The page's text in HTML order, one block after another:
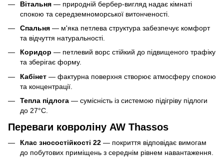
Вітальня — природній бербер-вигляд надає кімнаті
спокою та середземноморської витонченості.
Спальня — м'яка петлева структура забезпечує комфорт
та відчуття натуральності.
Коридор — петлевий ворс стійкий до підвищеного трафіку
та зберігає форму.
Кабінет — фактурна поверхня створює атмосферу спокою
та концентрації.
Тепла підлога — сумісність із системою підігріву підлоги
до 27°C.
Переваги ковроліну AW Thassos
Клас зносостійкості 22 — покриття відповідає вимогам
до побутових приміщень з середнім рівнем навантаження.